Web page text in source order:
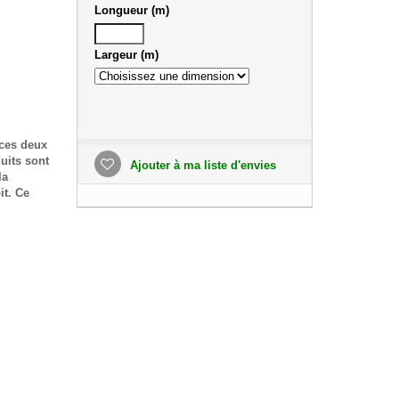
deux
sont
Ce
Longueur (m)
Largeur (m)
Ajouter à ma liste d'envies